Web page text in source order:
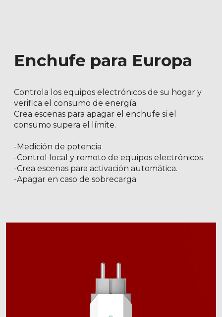
Enchufe para Europa
Controla los equipos electrónicos de su hogar y
verifica el consumo de energía.
Crea escenas para apagar el enchufe si el
consumo supera el límite.
-Medición de potencia
-Control local y remoto de equipos electrónicos
-Crea escenas para activación automática.
-Apagar en caso de sobrecarga